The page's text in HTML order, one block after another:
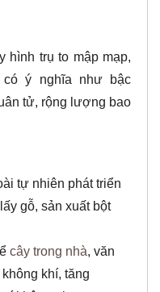
hình trụ to mập mạp,
ý nghĩa như bậc
tử, rộng lượng bao
tự nhiên phát triển
gỗ, sản xuất bột
cây trong nhà, văn
khí, tăng